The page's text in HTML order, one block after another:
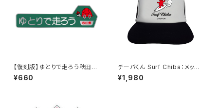
【復刻版】ゆとりで走ろう秋田県
（緑）：ステッカー（大）
¥660
チーバくん Surf Chiba：メッシ
ュキャップ（Aホワイト）
¥1,980